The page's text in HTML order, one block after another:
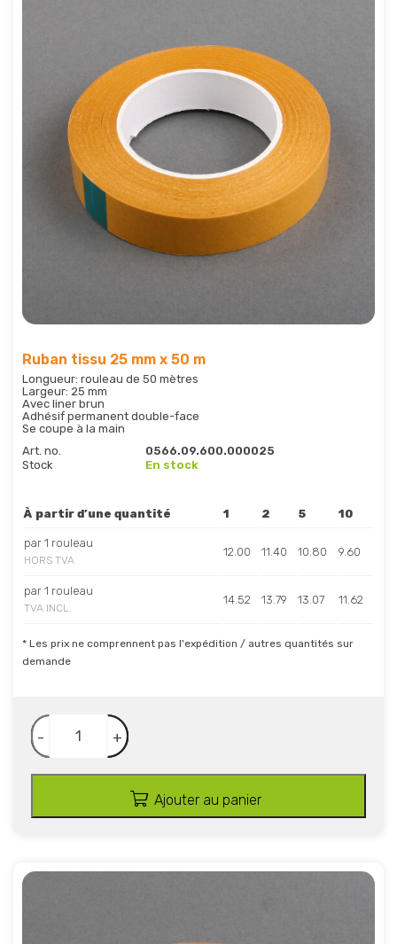
Ruban tissu 25 mm x 50 m
Longueur: rouleau de 50 mètres
Largeur: 25 mm
Avec liner brun
Adhésif permanent double-face
Se coupe à la main
Art. no.
0566.09.600.000025
Stock
En stock
À partir d’une quantité 1 2 5 10
par 1 rouleau
HORS TVA
12.00 11.40 10.80 9.60
par 1 rouleau
TVA INCL.
14.52 13.79 13.07 11.62
* Les prix ne comprennent pas l'expédition / autres quantités sur
demande
- +
Ajouter au panier